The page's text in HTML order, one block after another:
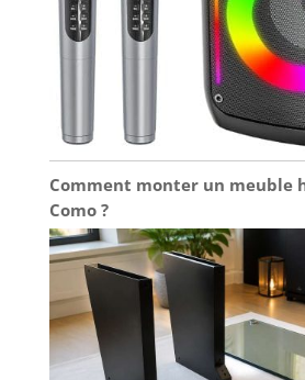
Comment monter un meuble
Como ?